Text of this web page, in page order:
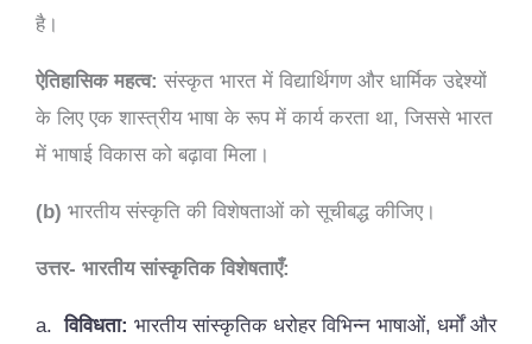
है।
ऐतिहासिक महत्व: संस्कृत भारत में विद्यार्थिगण और धार्मिक उद्देश्यों
के लिए एक शास्त्रीय भाषा के रूप में कार्य करता था, जिससे भारत
में भाषाई विकास को बढ़ावा मिला।
(b) भारतीय संस्कृति की विशेषताओं को सूचीबद्ध कीजिए।
उत्तर- भारतीय सांस्कृतिक विशेषताएँ:
a. विविधता: भारतीय सांस्कृतिक धरोहर विभिन्न भाषाओं, धर्मों और